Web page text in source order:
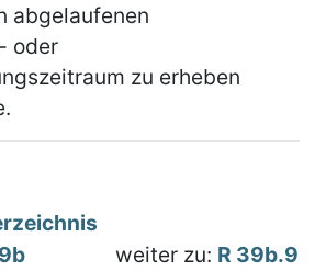
abgelaufenen
oder
zu erheben
weiter zu: R 39b.9